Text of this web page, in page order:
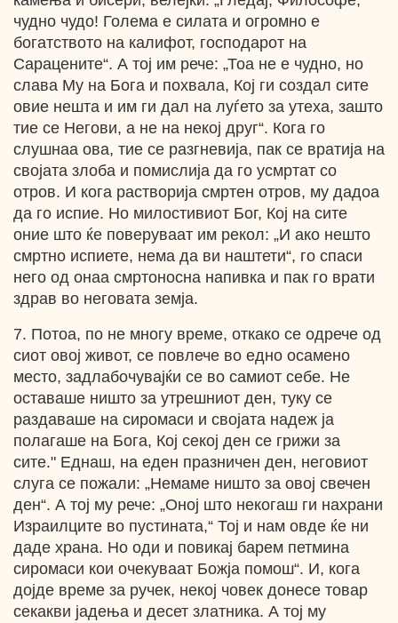
чудно чудо! Голема е силата и огромно е
богатството на калифот, господарот на
Сарацените“. А тој им рече: „Тоа не е чудно, но
слава Му на Бога и похвала, Кој ги создал сите
овие нешта и им ги дал на луѓето за утеха, зашто
тие се Негови, а не на некој друг“. Кога го
слушнаа ова, тие се разгневија, пак се вратија на
својата злоба и помислија да го усмртат со
отров. И кога растворија смртен отров, му дадоа
да го испие. Но милостивиот Бог, Кој на сите
оние што ќе поверуваат им рекол: „И ако нешто
смртно испиете, нема да ви наштети“, го спаси
него од онаа смртоносна напивка и пак го врати
здрав во неговата земја.
7. Потоа, по не многу време, откако се одрече од
сиот овој живот, се повлече во едно осамено
место, задлабочувајќи се во самиот себе. Не
оставаше ништо за утрешниот ден, туку се
раздаваше на сиромаси и својата надеж ја
полагаше на Бога, Кој секој ден се грижи за
сите." Еднаш, на еден празничен ден, неговиот
слуга се пожали: „Немаме ништо за овој свечен
ден“. А тој му рече: „Оној што некогаш ги нахрани
Израилците во пустината,“ Тој и нам овде ќе ни
даде храна. Но оди и повикај барем петмина
сиромаси кои очекуваат Божја помош“. И, кога
дојде време за ручек, некој човек донесе товар
секакви јадења и десет златника. А тој му